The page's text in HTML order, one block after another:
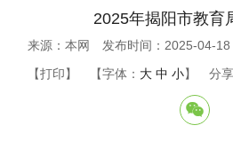
2025年揭阳市教育
来源：本网 发布时间：2025-04-
【打印】 【字体： 大 中 小】 分